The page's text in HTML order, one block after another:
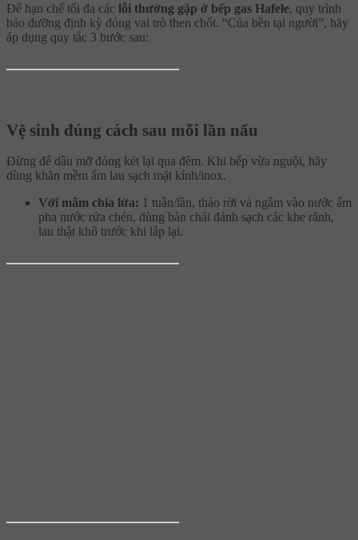
Để hạn chế tối đa các lỗi thường gặp ở bếp gas Hafele, quy trình
bảo dưỡng định kỳ đóng vai trò then chốt. “Của bền tại người”, hãy
áp dụng quy tắc 3 bước sau:
Vệ sinh đúng cách sau mỗi lần nấu
Đừng để dầu mỡ đóng két lại qua đêm. Khi bếp vừa nguội, hãy
dùng khăn mềm ẩm lau sạch mặt kính/inox.
Với mâm chia lửa: 1 tuần/lần, tháo rời và ngâm vào nước ấm
pha nước rửa chén, dùng bàn chải đánh sạch các khe rãnh,
lau thật khô trước khi lắp lại.